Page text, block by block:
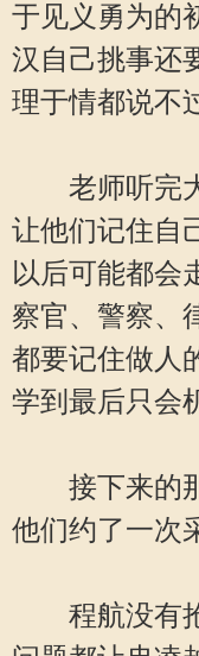
于见义勇为的
汉自己挑事还
理于情都说不
老师听完大
让他们记住自
以后可能都会
察官、警察、
都要记住做人
学到最后只会
接下来的那
他们约了一次
程航没有抢